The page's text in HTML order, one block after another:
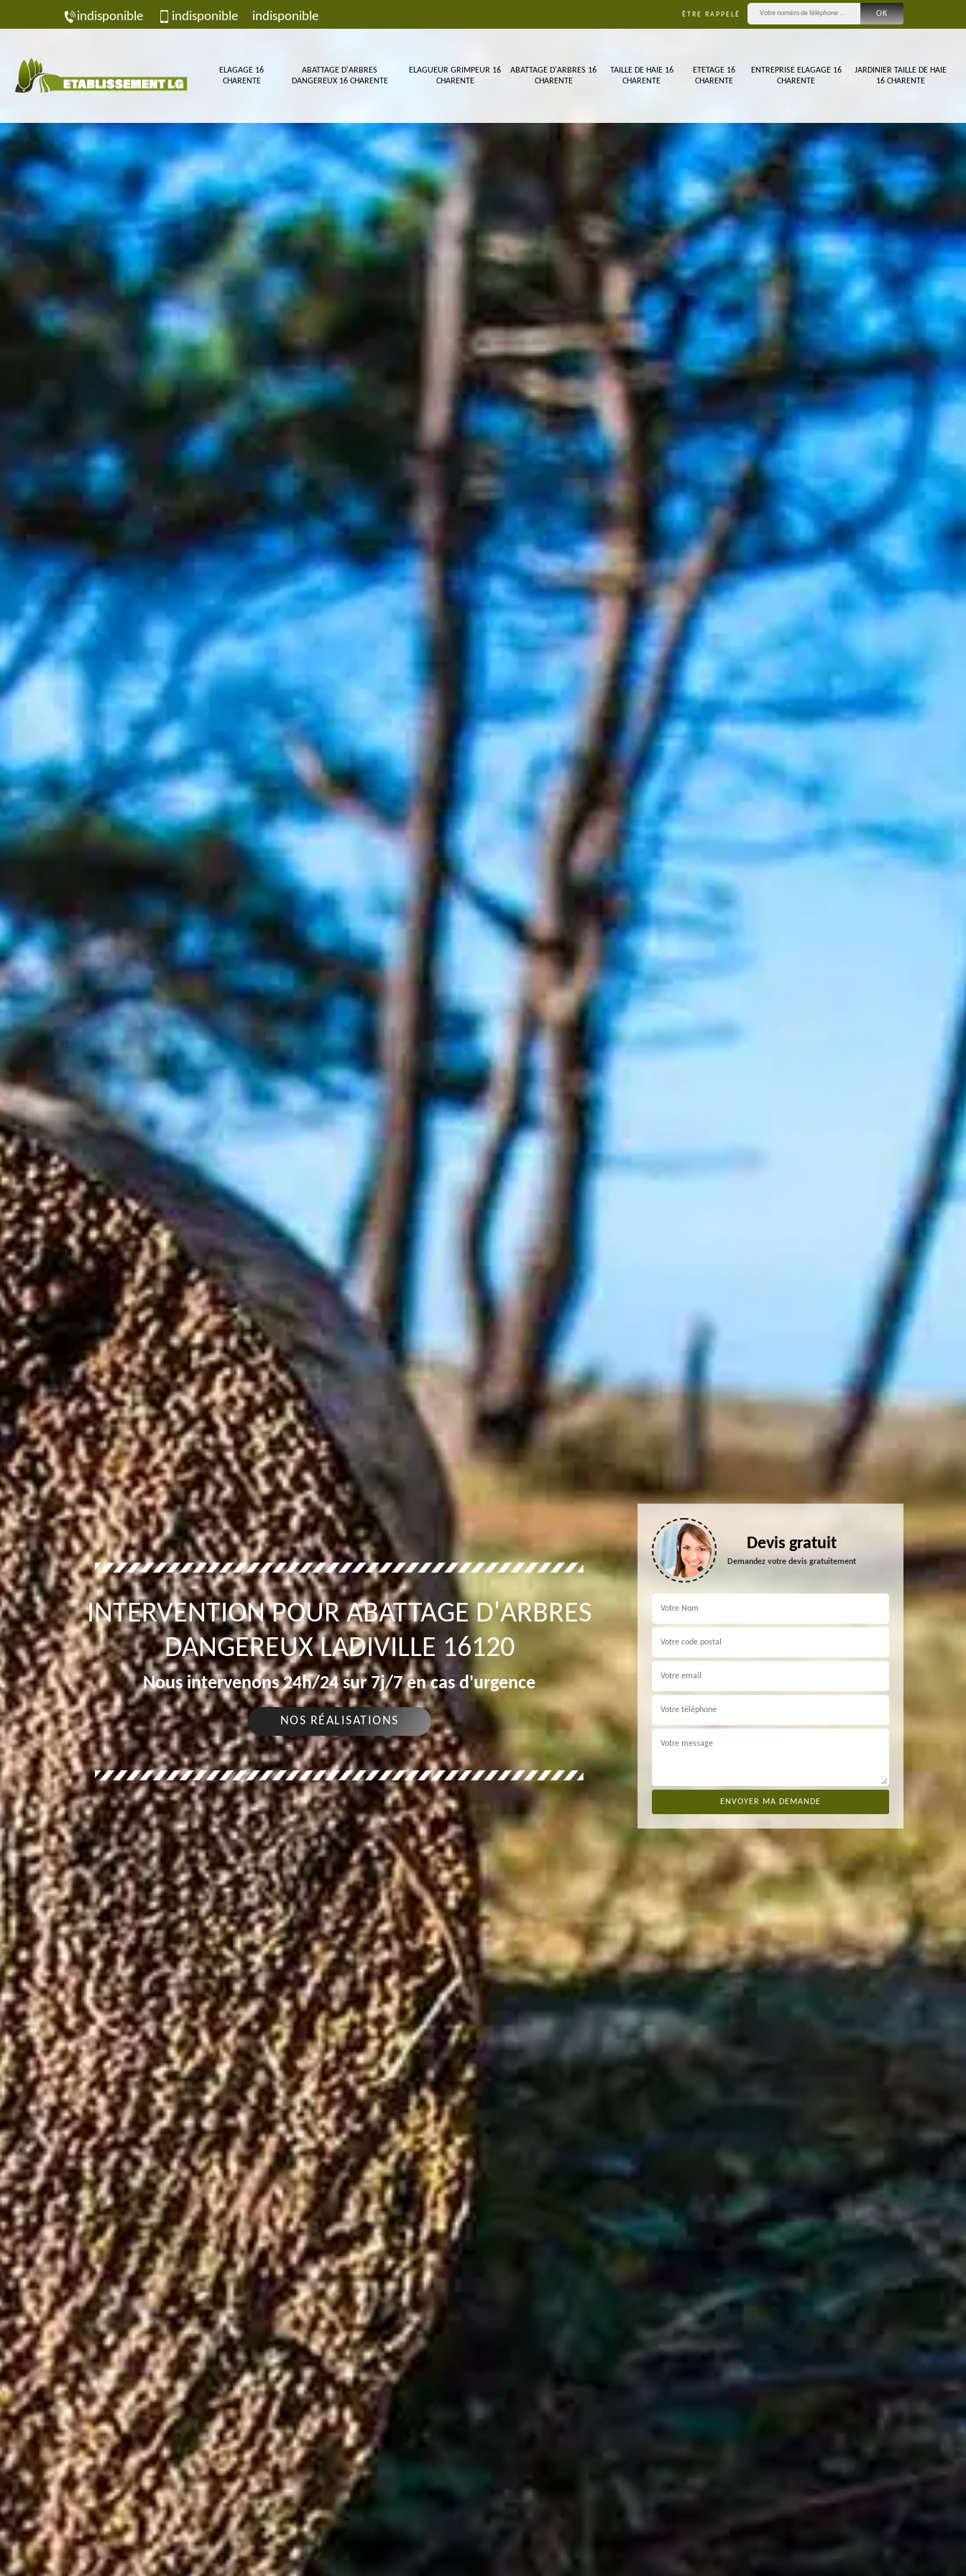
indisponible indisponible indisponible ÊTRE RAPPELÉ
ELAGAGE 16
CHARENTE
ABATTAGE D'ARBRES
DANGEREUX 16 CHARENTE
ELAGUEUR GRIMPEUR 16
CHARENTE
ABATTAGE D'ARBRES 16
CHARENTE
TAILLE DE HAIE 16
CHARENTE
ETETAGE 16
CHARENTE
ENTREPRISE ELAGAGE 16
CHARENTE
JARDINIER TAILLE DE HAIE
16 CHARENTE
INTERVENTION POUR ABATTAGE D'ARBRES
DANGEREUX LADIVILLE 16120
Nous intervenons 24h/24 sur 7j/7 en cas d'urgence
NOS RÉALISATIONS
Devis gratuit
Demandez votre devis gratuitement